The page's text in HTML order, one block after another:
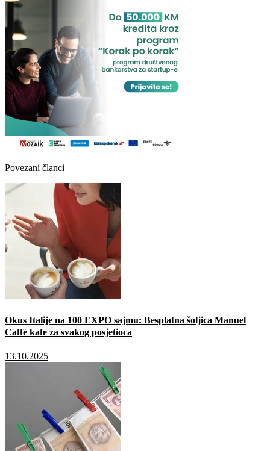
Povezani članci
Okus Italije na 100 EXPO sajmu: Besplatna šoljica Manuel
Caffé kafe za svakog posjetioca
13.10.2025